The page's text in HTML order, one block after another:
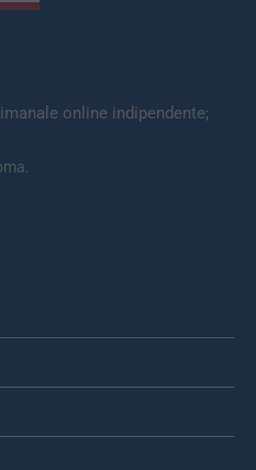
online indipendente;